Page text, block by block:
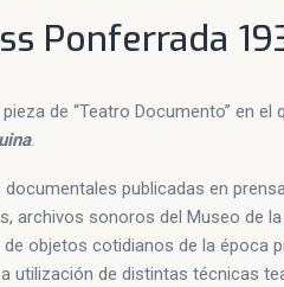
Ponferrada
de “Teatro Documento” en
.
publicadas en
sonoros del Museo de
objetos cotidianos de la época
utilización de distintas técnicas